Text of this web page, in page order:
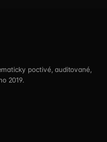
poctivé, auditované,
2019.